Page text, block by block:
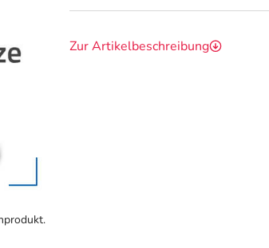
Zur Artikelbeschreibung